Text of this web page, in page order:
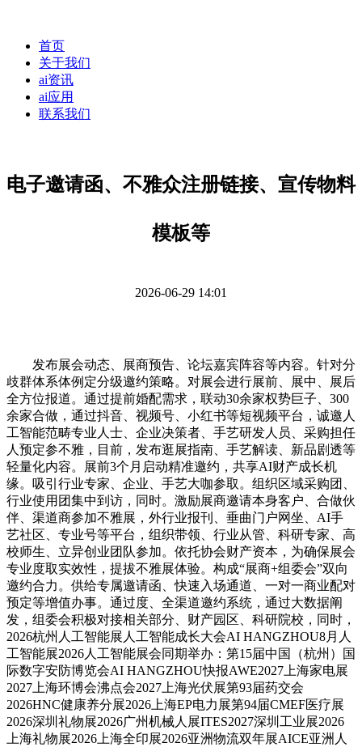
首页
关于我们
ai资讯
ai应用
联系我们
电子邀请函、不雅众注册链接、宣传物料
模板等
2026-06-29 14:01
发布展会动态、展商预告、论坛嘉宾阵容等内容。针对分
歧群体系体例定分级邀约策略。对展会进行展前、展中、展后
全方位报道。通过提前婚配需求，联动30余家权势巨子、300
余家合做，通过抖音、视频号、小红书等短视频平台，诚邀人
工智能范畴专业人士、企业决策者、手艺研发人员、采购担任
人预定参不雅，目前，发布逛展指南、手艺解读、新品剧透等
轻量化内容。展前3个月启动精准邀约，共享AI财产成长机
缘。吸引行业专家、企业、手艺大咖参取。组织区域采购团、
行业使用团集中到访，同时。激励展商邀请本身客户、合做伙
伴、渠道商参加不雅展，外行业报刊、垂曲门户网坐、AI手
艺社区、专业号等平台，组织带领、行业从管、科研专家、高
校师生、立异创业团队参加。依托协会财产资本，为确保展会
专业度取实效性，提拔不雅展体验。构成“展商+组委会”双向
邀约合力。供给专属邀请函、快速入场通道、一对一商业配对
预定等增值办事。通过度、全渠道邀约系统，通过大数据阐
发，组委会积极对接相关部分、财产园区、科研院校，同时，
2026杭州人工智能展人工智能成长大会AI HANGZHOU8月人
工智能展2026人工智能展会同期举办：第15届中国（杭州）国
际数字安防博览会AI HANGZHOU快报AWE2027上海家电展
2027上海环博会沸点会2027上海光伏展第93届药交会
2026HNC健康养分展2026上海EP电力展第94届CMEF医疗展
2026深圳礼物展2026广州机械人展ITES2027深圳工业展2026
上海礼物展2026上海全印展2026亚洲物流双年展AICE亚洲人